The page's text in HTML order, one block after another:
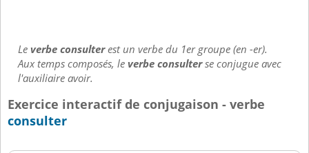
Leverbe consulterest un verbe du 1er groupe (en -er).
Aux temps composés, leverbe consulterse conjugue avec
l'auxiliaire avoir.
Exercice interactif de conjugaison - verbe
consulter